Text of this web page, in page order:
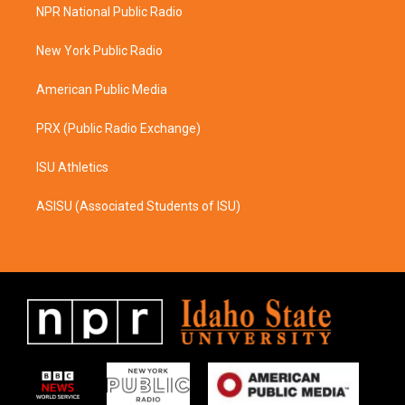
a
g
a
b
o
k
NPR National Public Radio
New York Public Radio
American Public Media
PRX (Public Radio Exchange)
ISU Athletics
ASISU (Associated Students of ISU)